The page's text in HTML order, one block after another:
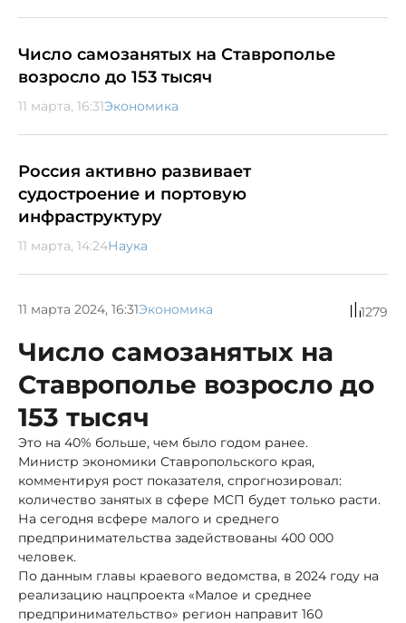
Число самозанятых на Ставрополье
возросло до 153 тысяч
11 марта, 16:31Экономика
Россия активно развивает
судостроение и портовую
инфраструктуру
11 марта, 14:24Наука
11 марта 2024, 16:31Экономика 1279
Число самозанятых на
Ставрополье возросло до
153 тысяч
Это на 40% больше, чем было годом ранее.
Министр экономики Ставропольского края,
комментируя рост показателя, спрогнозировал:
количество занятых в сфере МСП будет только расти.
На сегодня всфере малого и среднего
предпринимательства задействованы 400 000
человек.
По данным главы краевого ведомства, в 2024 году на
реализацию нацпроекта «Малое и среднее
предпринимательство» регион направит 160